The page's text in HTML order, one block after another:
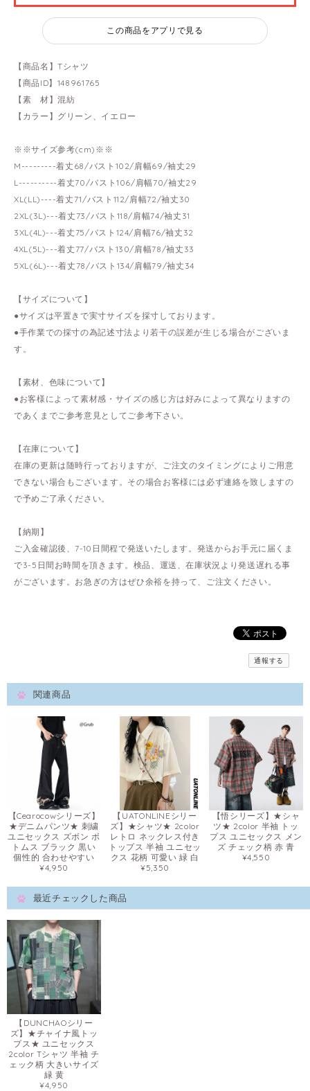
この商品をアプリで見る
【商品名】Tシャツ
【商品ID】148961765
【素 材】混紡
【カラー】グリーン、イエロー
※※サイズ参考(cm)※※
M---------着丈68/バスト102/肩幅69/袖丈29
L----------着丈70/バスト106/肩幅70/袖丈29
XL(LL)----着丈71/バスト112/肩幅72/袖丈30
2XL(3L)---着丈73/バスト118/肩幅74/袖丈31
3XL(4L)---着丈75/バスト124/肩幅76/袖丈32
4XL(5L)---着丈77/バスト130/肩幅78/袖丈33
5XL(6L)---着丈78/バスト134/肩幅79/袖丈34
【サイズについて】
●サイズは平置きで実寸サイズを採寸しております。
●手作業での採寸の為記述寸法より若干の誤差が生じる場合がございま
す。
【素材、色味について】
●お客様によって素材感・サイズの感じ方は好みによって異なりますの
であくまでご参考意見としてご参考下さい。
【在庫について】
在庫の更新は随時行っておりますが、ご注文のタイミングによりご用意
できない場合もございます。その場合お客様には必ず連絡を致しますの
で予めご了承ください。
【納期】
ご入金確認後、7-10日間程で発送いたします。発送からお手元に届くま
で3-5日間お時間を頂きます。検品、運送、在庫状況より発送遅れる事
がございます。お急ぎの方はぜひ余裕を持って、ご注文ください。
通報する
関連商品
【Cearocowシリーズ】
★デニムパンツ★ 刺繍
ユニセックス ズボン ボ
トムス ブラック 黒い
個性的 合わせやすい
¥4,950
【UATONLINEシリー
ズ】★シャツ★ 2color
レトロ ネックレス付き
トップス 半袖 ユニセッ
クス 花柄 可愛い 緑 白
¥5,350
【悟シリーズ】★シャ
ツ★ 2color 半袖 トッ
プス ユニセックス メン
ズ チェック柄 赤 青
¥4,550
最近チェックした商品
【DUNCHAOシリー
ズ】★チャイナ風トッ
プス★ ユニセックス
2color Tシャツ 半袖 チ
ェック柄 大きいサイズ
緑 黄
¥4,950